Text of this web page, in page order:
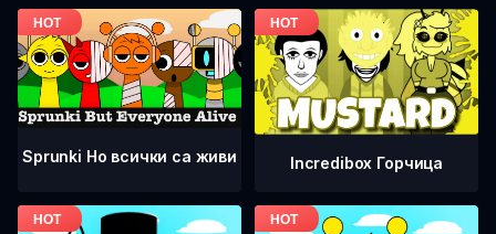
Sprunki Но всички са живи Incredibox Горчица